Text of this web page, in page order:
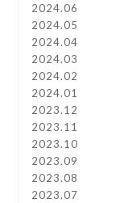
2024.06
2024.05
2024.04
2024.03
2024.02
2024.01
2023.12
2023.11
2023.10
2023.09
2023.08
2023.07